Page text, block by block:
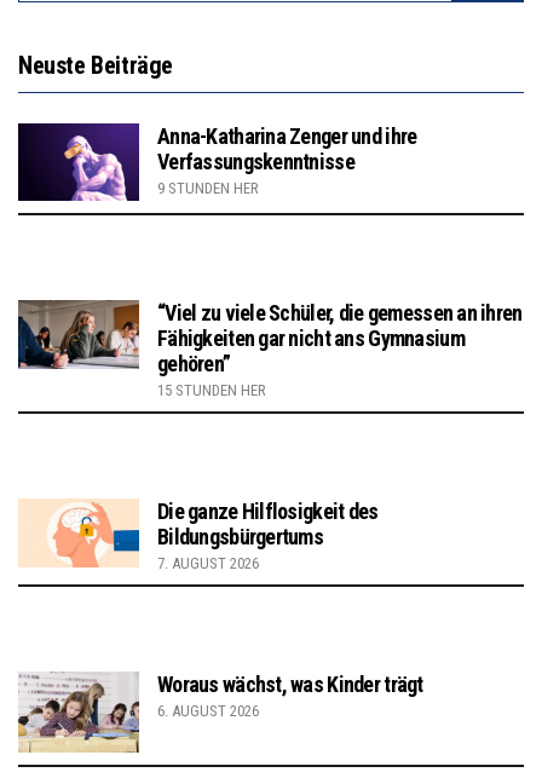
Neuste Beiträge
Anna-Katharina Zenger und ihre
Verfassungskenntnisse
9 STUNDEN HER
“Viel zu viele Schüler, die gemessen an ihren
Fähigkeiten gar nicht ans Gymnasium
gehören”
15 STUNDEN HER
Die ganze Hilflosigkeit des
Bildungsbürgertums
7. AUGUST 2026
Woraus wächst, was Kinder trägt
6. AUGUST 2026